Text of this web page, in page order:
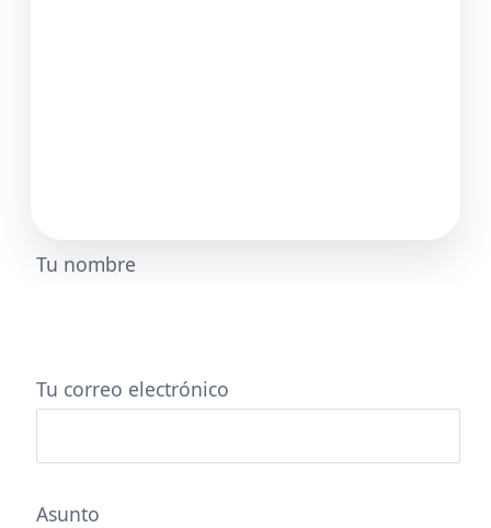
Tu nombre
Tu correo electrónico
Asunto